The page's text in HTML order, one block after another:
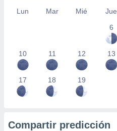
Lun Mar Mié Jue
6
10 11 12 13
17 18 19
Compartir predicción